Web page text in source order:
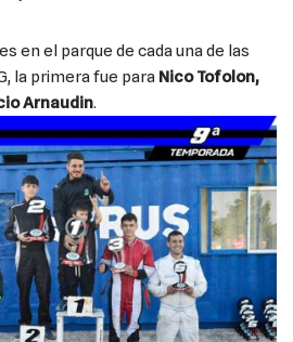
en el parque de cada una de las
la primera fue para Nico Tofolon,
Arnaudin.